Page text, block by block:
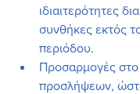
ιδιαιτερότητες
συνθήκες εκτός
περιόδου.
Προσαρμογές
προσλήψεων,